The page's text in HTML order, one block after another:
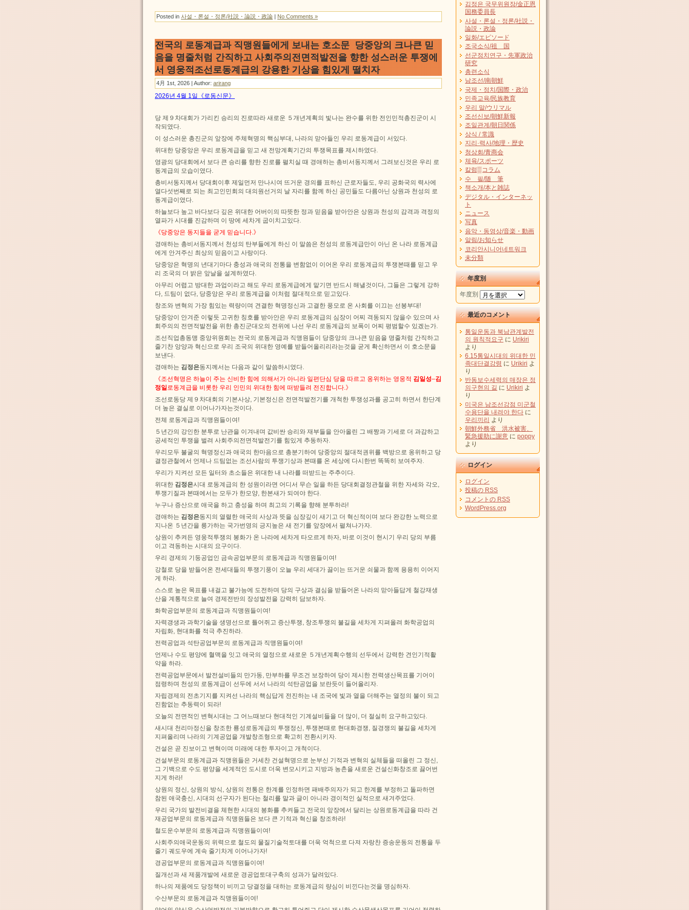
Posted in 사설・론설・정론/社説・論説・政論 | No Comments »
전국의 로동계급과 직맹원들에게 보내는 호소문 당중앙의 크나큰 믿
음을 명줄처럼 간직하고 사회주의전면적발전을 향한 성스러운 투쟁에
서 영웅적조선로동계급의 강용한 기상을 힘있게 떨치자
4月 1st, 2026 | Author: arirang
2026년 4월 1일《로동신문》
당 제９차대회가 가리킨 승리의 진로따라 새로운 ５개년계획의 빛나는 완수를 위한 전인민적총진군이 시
작되였다.
이 성스러운 총진군의 앞장에 주체혁명의 핵심부대, 나라의 맏아들인 우리 로동계급이 서있다.
위대한 당중앙은 우리 로동계급을 믿고 새 전망계획기간의 투쟁목표를 제시하였다.
영광의 당대회에서 보다 큰 승리를 향한 진로를 펼치실 때 경애하는 총비서동지께서 그려보신것은 우리 로
동계급의 모습이였다.
총비서동지께서 당대회이후 제일먼저 만나시여 뜨거운 경의를 표하신 근로자들도, 우리 공화국의 력사에
열다섯번째로 되는 최고인민회의 대의원선거의 날 자리를 함께 하신 공민들도 다름아닌 상원과 천성의 로
동계급이였다.
하늘보다 높고 바다보다 깊은 위대한 어버이의 따뜻한 정과 믿음을 받아안은 상원과 천성의 감격과 격정의
열파가 시대를 진감하며 이 땅에 세차게 굽이치고있다.
《당중앙은 동지들을 굳게 믿습니다.》
경애하는 총비서동지께서 천성의 탄부들에게 하신 이 말씀은 천성의 로동계급만이 아닌 온 나라 로동계급
에게 안겨주신 최상의 믿음이고 사랑이다.
당중앙은 혁명의 년대기마다 충성과 애국의 전통을 변함없이 이어온 우리 로동계급의 투쟁본때를 믿고 우
리 조국의 더 밝은 앞날을 설계하였다.
아무리 어렵고 방대한 과업이라고 해도 우리 로동계급에게 맡기면 반드시 해낼것이다, 그들은 그렇게 강하
다, 드팀이 없다, 당중앙은 우리 로동계급을 이처럼 절대적으로 믿고있다.
창조와 변혁의 가장 힘있는 력량이며 견결한 혁명정신과 고결한 풍모로 온 사회를 이끄는 선봉부대!
당중앙이 안겨준 이렇듯 고귀한 칭호를 받아안은 우리 로동계급의 심장이 어찌 격동되지 않을수 있으며 사
회주의의 전면적발전을 위한 총진군대오의 전위에 나선 우리 로동계급의 보폭이 어찌 평범할수 있겠는가.
조선직업총동맹 중앙위원회는 전국의 로동계급과 직맹원들이 당중앙의 크나큰 믿음을 명줄처럼 간직하고
줄기찬 앙양과 혁신으로 우리 조국의 위대한 영예를 받들어올리리라는것을 굳게 확신하면서 이 호소문을
보낸다.
경애하는 김정은동지께서는 다음과 같이 말씀하시였다.
《조선혁명은 하늘이 주는 신비한 힘에 의해서가 아니라 일편단심 당을 따르고 옹위하는 영웅적 김일성–김
정일로동계급을 비롯한 우리 인민의 위대한 힘에 떠받들려 전진합니다.》
조선로동당 제９차대회의 기본사상, 기본정신은 전면적발전기를 개척한 투쟁성과를 공고히 하면서 한단계
더 높은 결실로 이어나가자는것이다.
전체 로동계급과 직맹원들이여!
５년간의 강인한 분투로 난관을 이겨내며 값비싼 승리와 재부들을 안아올린 그 배짱과 기세로 더 과감하고
공세적인 투쟁을 벌려 사회주의전면적발전기를 힘있게 추동하자.
우리모두 불굴의 혁명정신과 애국의 한마음으로 총분기하여 당중앙의 절대적권위를 백방으로 옹위하고 당
결정관철에서 언제나 드팀없는 조선사람의 투쟁기상과 본때를 온 세상에 다시한번 똑똑히 보여주자.
우리가 지켜선 모든 일터와 초소들은 위대한 내 나라를 떠받드는 주추이다.
위대한 김정은시대 로동계급의 한 성원이라면 어디서 무슨 일을 하든 당대회결정관철을 위한 자세와 각오,
투쟁기질과 본때에서는 모두가 한모양, 한본새가 되여야 한다.
누구나 증산으로 애국을 하고 충성을 하며 최고의 기록을 향해 분투하라!
경애하는 김정은동지의 열렬한 애국의 사상과 뜻을 심장깊이 새기고 더 혁신적이며 보다 완강한 노력으로
지나온 ５년간을 릉가하는 국가번영의 긍지높은 새 전기를 앞장에서 펼쳐나가자.
상원이 추켜든 영웅적투쟁의 봉화가 온 나라에 세차게 타오르게 하자, 바로 이것이 현시기 우리 당의 부름
이고 격동하는 시대의 요구이다.
우리 경제의 기둥공업인 금속공업부문의 로동계급과 직맹원들이여!
강철로 당을 받들어온 전세대들의 투쟁기풍이 오늘 우리 세대가 끓이는 뜨거운 쇠물과 함께 용용히 이어지
게 하라.
스스로 높은 목표를 내걸고 불가능에 도전하며 당의 구상과 결심을 받들어온 나라의 맏아들답게 철강재생
산을 계통적으로 늘여 경제전반의 장성발전을 강력히 담보하자.
화학공업부문의 로동계급과 직맹원들이여!
자력갱생과 과학기술을 생명선으로 틀어쥐고 증산투쟁, 창조투쟁의 불길을 세차게 지펴올려 화학공업의
자립화, 현대화를 적극 추진하라.
전력공업과 석탄공업부문의 로동계급과 직맹원들이여!
언제나 수도 평양에 혈맥을 잇고 애국의 열정으로 새로운 ５개년계획수행의 선두에서 강력한 견인기적활
약을 하라.
전력공업부문에서 발전설비들의 만가동, 만부하를 무조건 보장하여 당이 제시한 전력생산목표를 기어이
점령하며 천성의 로동계급이 선두에 서서 나라의 석탄공업을 보란듯이 들어올리자.
자립경제의 전초기지를 지켜선 나라의 핵심답게 전진하는 내 조국에 빛과 열을 더해주는 열정의 불이 되고
진함없는 추동력이 되라!
오늘의 전면적인 변혁시대는 그 어느때보다 현대적인 기계설비들을 더 많이, 더 절실히 요구하고있다.
새시대 천리마정신을 창조한 룡성로동계급의 투쟁정신, 투쟁본때로 현대화경쟁, 질경쟁의 불길을 세차게
지펴올리며 나라의 기계공업을 개발창조형으로 확고히 전환시키자.
건설은 곧 진보이고 변혁이며 미래에 대한 투자이고 개척이다.
건설부문의 로동계급과 직맹원들은 거세찬 건설혁명으로 눈부신 기적과 변혁의 실체들을 떠올린 그 정신,
그 기백으로 수도 평양을 세계적인 도시로 더욱 변모시키고 지방과 농촌을 새로운 건설신화창조로 끓어번
지게 하라!
상원의 정신, 상원의 방식, 상원의 전통은 한계를 인정하면 패배주의자가 되고 한계를 부정하고 돌파하면
참된 애국충신, 시대의 선구자가 된다는 철리를 말과 글이 아니라 경이적인 실적으로 새겨주었다.
우리 국가의 발전비결을 체현한 시대의 봉화를 추켜들고 전국의 앞장에서 달리는 상원로동계급을 따라 건
재공업부문의 로동계급과 직맹원들은 보다 큰 기적과 혁신을 창조하라!
철도운수부문의 로동계급과 직맹원들이여!
사회주의애국운동의 위력으로 철도의 물질기술적토대를 더욱 억척으로 다져 자랑찬 증송운동의 전통을 두
줄기 궤도우에 계속 줄기차게 이어나가자!
경공업부문의 로동계급과 직맹원들이여!
질개선과 새 제품개발에 새로운 경공업토대구축의 성과가 달려있다.
하나의 제품에도 당정책이 비끼고 당결정을 대하는 로동계급의 량심이 비낀다는것을 명심하자.
수산부문의 로동계급과 직맹원들이여!
김정은 국무위원장/金正恩
国務委員長
사설・론설・정론/社説・
論説・政論
일화/エピソード
조국소식/祖 国
선군정치연구・先軍政治
研究
총련소식
남조선/南朝鮮
국제・정치/国際・政治
민족교육/民族教育
우리 말/ウリマル
조선신보/朝鮮新報
조일관계/朝日関係
상식 / 常識
지리·력사/地理・歴史
청상회/青商会
체육/スポーツ
칼럼▒コラム
수 필/随 筆
책소개/本と雑誌
デジタル・インターネッ
ト
ニュース
写真
음악・동영상/音楽・動画
알림/お知らせ
코리안시니어네트워크
未分類
年度別
年度別
最近のコメント
통일운동과 북남관계발전
의 원칙적요구 に Urikiri
より
6.15통일시대의 위대한 민
족대단결강령 に Urikiri よ
り
반동보수세력의 매장은 정
의구현의 길 に Urikiri よ
り
미국은 남조선강점 미군철
수용단을 내려야 한다 に
우리끼리 より
朝鮮外務省 洪水被害、
緊急援助に謝意 に poppy
より
ログイン
ログイン
投稿の RSS
コメントの RSS
WordPress.org